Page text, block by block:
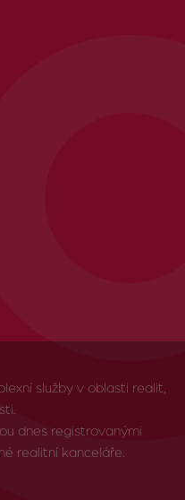
služby v oblasti realit,
dnes registrovanými
realitní kanceláře.